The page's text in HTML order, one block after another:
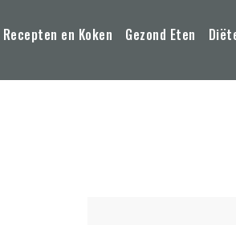
Recepten en Koken Gezond Eten